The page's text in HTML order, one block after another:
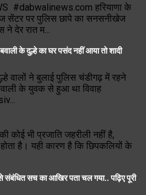
#dabwalinews.com हरियाणा के
सेंटर पर पुलिस छापे का सनसनीखेज
देर रात म...
के दुल्हे का घर पसंद नहीं आया तो शादी
वालों ने बुलाई पुलिस चंडीगढ़ में रहने
के युवक से हुआ था विवाह
कोई भी प्रजाति जहरीली नहीं है,
है। यही कारण है कि छिपकलियों के
संबंधित सच का आखिर पता चल गया.. पढ़िए पूरी